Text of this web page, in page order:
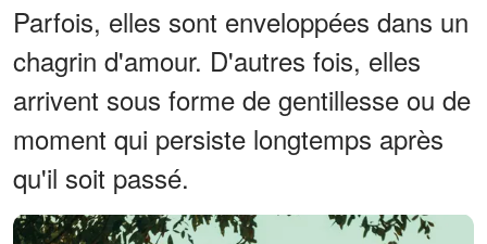
Parfois, elles sont enveloppées dans un
chagrin d'amour. D'autres fois, elles
arrivent sous forme de gentillesse ou de
moment qui persiste longtemps après
qu'il soit passé.